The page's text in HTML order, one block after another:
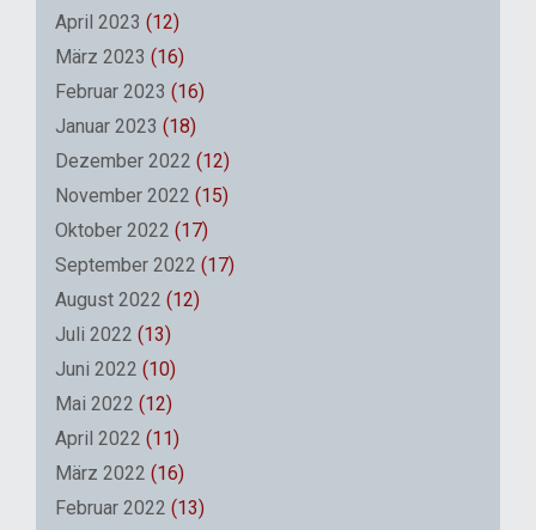
April 2023 (12)
März 2023 (16)
Februar 2023 (16)
Januar 2023 (18)
Dezember 2022 (12)
November 2022 (15)
Oktober 2022 (17)
September 2022 (17)
August 2022 (12)
Juli 2022 (13)
Juni 2022 (10)
Mai 2022 (12)
April 2022 (11)
März 2022 (16)
Februar 2022 (13)